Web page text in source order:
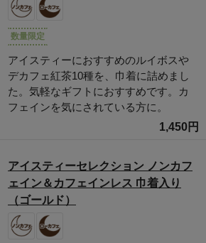
数量限定
アイスティーにおすすめのルイボスや
デカフェ紅茶10種を、巾着に詰めまし
た。気軽なギフトにおすすめです。カ
フェインを気にされている方に。
1,450円
アイスティーセレクション ノンカフ
ェイン＆カフェインレス 巾着入り
（ゴールド）